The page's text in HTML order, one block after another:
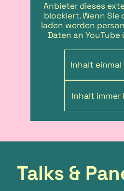
Anbieter dieses
blockiert. Wenn Sie
laden werden
Daten an
Inhalt einmal
Inhalt immer
Talks &